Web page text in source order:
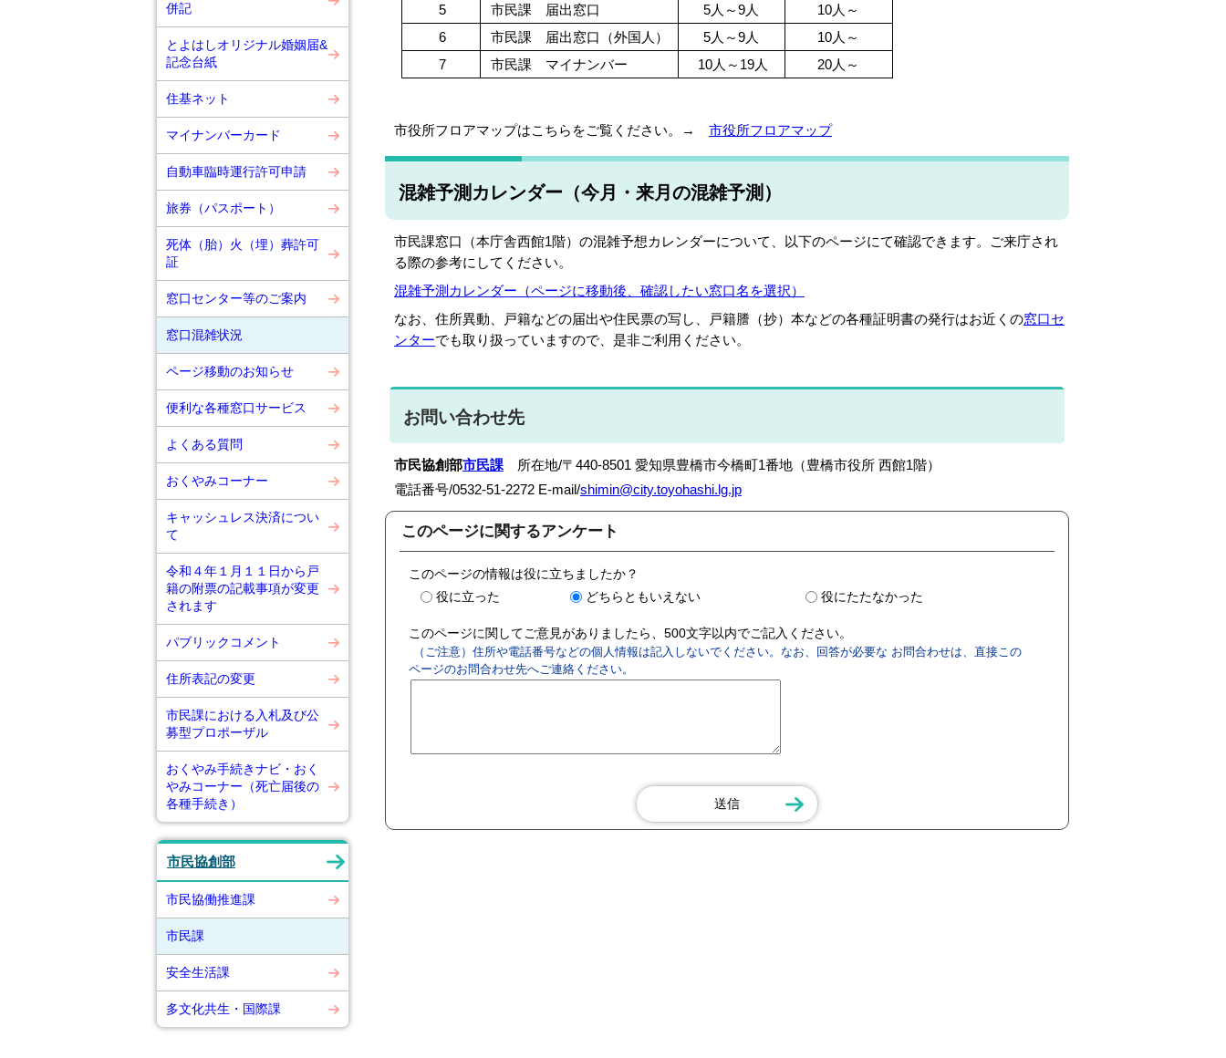
併記
とよはしオリジナル婚姻届&
記念台紙
住基ネット
マイナンバーカード
自動車臨時運行許可申請
旅券（パスポート）
死体（胎）火（埋）葬許可
証
窓口センター等のご案内
窓口混雑状況
ページ移動のお知らせ
便利な各種窓口サービス
よくある質問
おくやみコーナー
キャッシュレス決済につい
て
令和４年１月１１日から戸
籍の附票の記載事項が変更
されます
パブリックコメント
住所表記の変更
市民課における入札及び公
募型プロポーザル
おくやみ手続きナビ・おく
やみコーナー（死亡届後の
各種手続き）
市民協創部
市民協働推進課
市民課
安全生活課
多文化共生・国際課
5
市民課 届出窓口 5人～9人
10人～
6
市民課 届出窓口（外国人） 5人～9人
10人～
7
市民課 マイナンバー 10人～19人 20人～
市役所フロアマップはこちらをご覧ください。→ 市役所フロアマップ
混雑予測カレンダー（今月・来月の混雑予測）
市民課窓口（本庁舎西館1階）の混雑予想カレンダーについて、以下のページにて確認できます。ご来庁され
る際の参考にしてください。
混雑予測カレンダー（ページに移動後、確認したい窓口名を選択）
なお、住所異動、戸籍などの届出や住民票の写し、戸籍謄（抄）本などの各種証明書の発行はお近くの窓口セ
ンターでも取り扱っていますので、是非ご利用ください。
お問い合わせ先
市民協創部市民課 所在地/〒440-8501 愛知県豊橋市今橋町1番地（豊橋市役所 西館1階）
電話番号/0532-51-2272 E-mail/shimin@city.toyohashi.lg.jp
このページに関するアンケート
このページの情報は役に立ちましたか？
役に立った
どちらともいえない 役にたたなかった
このページに関してご意見がありましたら、500文字以内でご記入ください。
（ご注意）住所や電話番号などの個人情報は記入しないでください。なお、回答が必要な お問合わせは、直接この
ページのお問合わせ先へご連絡ください。